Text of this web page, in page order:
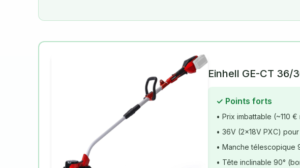
Einhell GE-CT 36/
✓ Points forts
• Prix imbattable (~110 €
• 36V (2×18V PXC)
• Manche télescopique
• Tête inclinable 90°